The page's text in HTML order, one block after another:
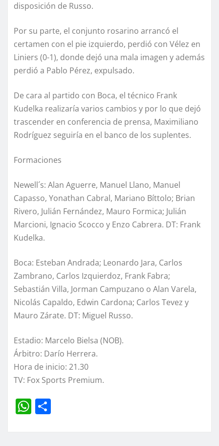
disposición de Russo.
Por su parte, el conjunto rosarino arrancó el
certamen con el pie izquierdo, perdió con Vélez en
Liniers (0-1), donde dejó una mala imagen y además
perdió a Pablo Pérez, expulsado.
De cara al partido con Boca, el técnico Frank
Kudelka realizaría varios cambios y por lo que dejó
trascender en conferencia de prensa, Maximiliano
Rodríguez seguiría en el banco de los suplentes.
Formaciones
Newell´s: Alan Aguerre, Manuel Llano, Manuel
Capasso, Yonathan Cabral, Mariano Bíttolo; Brian
Rivero, Julián Fernández, Mauro Formica; Julián
Marcioni, Ignacio Scocco y Enzo Cabrera. DT: Frank
Kudelka.
Boca: Esteban Andrada; Leonardo Jara, Carlos
Zambrano, Carlos Izquierdoz, Frank Fabra;
Sebastián Villa, Jorman Campuzano o Alan Varela,
Nicolás Capaldo, Edwin Cardona; Carlos Tevez y
Mauro Zárate. DT: Miguel Russo.
Estadio: Marcelo Bielsa (NOB).
Árbitro: Darío Herrera.
Hora de inicio: 21.30
TV: Fox Sports Premium.
W